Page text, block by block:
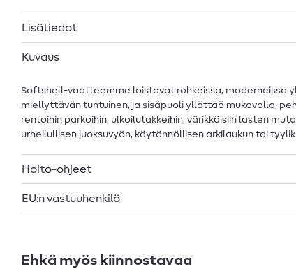
Lisätiedot
Kuvaus
Softshell-vaatteemme loistavat rohkeissa, moderneissa
miellyttävän tuntuinen, ja sisäpuoli yllättää mukavalla,
rentoihin parkoihin, ulkoilutakkeihin, värikkäisiin lasten
urheilullisen juoksuvyön, käytännöllisen arkilaukun tai
Hoito-ohjeet
EU:n vastuuhenkilö
Ehkä myös kiinnostavaa